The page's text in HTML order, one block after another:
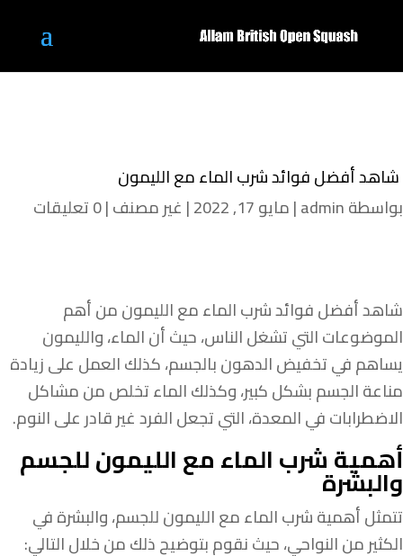
شاهد أفضل فوائد شرب الماء مع الليمون
بواسطةadmin
|مايو 17, 2022 | غير مصنف|0 تعليقات
شاهد أفضل فوائد شرب الماء مع الليمون من أهم
الموضوعات التي تشغل الناس، حيث أن الماء، والليمون
يساهم في تخفيض الدهون بالجسم، كذلك العمل على زيادة
مناعة الجسم بشكل كبير، وكذلك الماء تخلص من مشاكل
الاضطرابات في المعدة، التي تجعل الفرد غير قادر على النوم.
أهمية شرب الماء مع الليمون للجسم
والبشرة
تتمثل أهمية شرب الماء مع الليمون للجسم، والبشرة في
الكثير من النواحي، حيث نقوم بتوضيح ذلك من خلال التالي: